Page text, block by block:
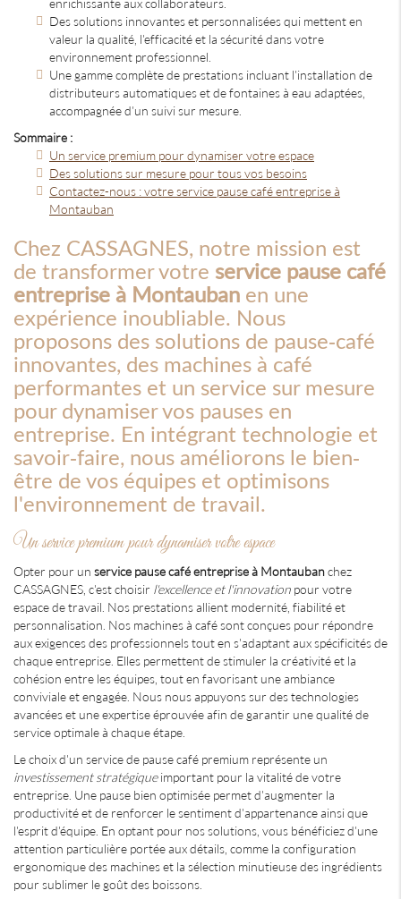
enrichissante aux collaborateurs.
Des solutions innovantes et personnalisées qui mettent en
valeur la qualité, l'efficacité et la sécurité dans votre
environnement professionnel.
Une gamme complète de prestations incluant l'installation de
distributeurs automatiques et de fontaines à eau adaptées,
accompagnée d'un suivi sur mesure.
Sommaire :
Un service premium pour dynamiser votre espace
Des solutions sur mesure pour tous vos besoins
Contactez-nous : votre service pause café entreprise à
Montauban
Chez CASSAGNES, notre mission est
de transformer votre service pause café
entreprise à Montauban en une
expérience inoubliable. Nous
proposons des solutions de pause-café
innovantes, des machines à café
performantes et un service sur mesure
pour dynamiser vos pauses en
entreprise. En intégrant technologie et
savoir-faire, nous améliorons le bien-
être de vos équipes et optimisons
l'environnement de travail.
Un service premium pour dynamiser votre espace
Opter pour un service pause café entreprise à Montaubanchez
CASSAGNES, c'est choisir l'excellence et l'innovation pour votre
espace de travail. Nos prestations allient modernité, fiabilité et
personnalisation. Nos machines à café sont conçues pour répondre
aux exigences des professionnels tout en s'adaptant aux spécificités de
chaque entreprise. Elles permettent de stimuler la créativité et la
cohésion entre les équipes, tout en favorisant une ambiance
conviviale et engagée. Nous nous appuyons sur des technologies
avancées et une expertise éprouvée afin de garantir une qualité de
service optimale à chaque étape.
Le choix d'un service de pause café premium représente un
investissement stratégiqueimportant pour la vitalité de votre
entreprise. Une pause bien optimisée permet d'augmenter la
productivité et de renforcer le sentiment d'appartenance ainsi que
l'esprit d'équipe. En optant pour nos solutions, vous bénéficiez d'une
attention particulière portée aux détails, comme la configuration
ergonomique des machines et la sélection minutieuse des ingrédients
pour sublimer le goût des boissons.